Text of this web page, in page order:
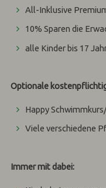
All-Inklusive
10% Sparen die
alle Kinder bis 17
Optionale
Happy
Viele verschiedene
Immer mit dabei: